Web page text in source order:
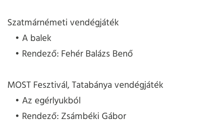
Szatmárnémeti vendégjáték
A balek
Rendező: Fehér Balázs Benő
MOST Fesztivál, Tatabánya vendégjáték
Az egérlyukból
Rendező: Zsámbéki Gábor